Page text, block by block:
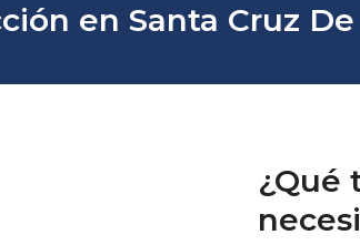
en Santa Cruz
¿Qué